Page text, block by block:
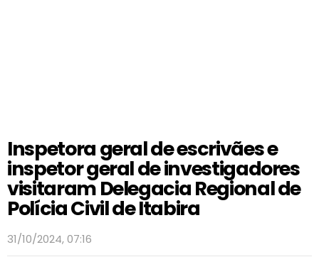
Inspetora geral de escrivães e
inspetor geral de investigadores
visitaram Delegacia Regional de
Polícia Civil de Itabira
31/10/2024, 07:16